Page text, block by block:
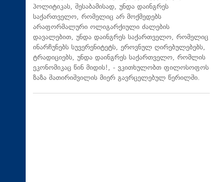
პოლიტიკას, შესაბამისად, უნდა დაინგრეს
საქართველო, რომელიც არ მოქმედებს
არაფორმალური ოლიგარქიული ძალების
დავალებით, უნდა დაინგრეს საქართველო, რომელიც
ინარჩუნებს სუვერენიტეტს, ეროვნულ ღირებულებებს,
ტრადიციებს, უნდა დაინგრეს საქართველო, რომლის
ეკონომიკაც წინ მიდის!, - ვკითხულობთ ფილოსოფოს
ზაზა შათირიშვილის მიერ გავრცელებულ წერილში.